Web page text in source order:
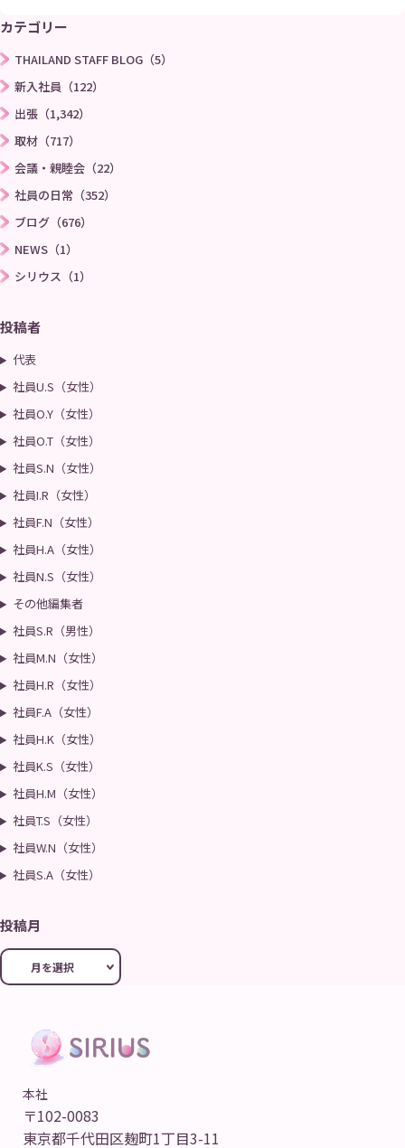
カテゴリー
THAILAND STAFF BLOG（5）
新入社員（122）
出張（1,342）
取材（717）
会議・親睦会（22）
社員の日常（352）
ブログ（676）
NEWS（1）
シリウス（1）
投稿者
代表
社員U.S（女性）
社員O.Y（女性）
社員O.T（女性）
社員S.N（女性）
社員I.R（女性）
社員F.N（女性）
社員H.A（女性）
社員N.S（女性）
その他編集者
社員S.R（男性）
社員M.N（女性）
社員H.R（女性）
社員F.A（女性）
社員H.K（女性）
社員K.S（女性）
社員H.M（女性）
社員T.S（女性）
社員W.N（女性）
社員S.A（女性）
投稿月
本社
〒102-0083
東京都千代田区麹町1丁目3-11